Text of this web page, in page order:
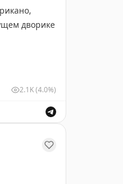
дворике
2.1K(4.0%)